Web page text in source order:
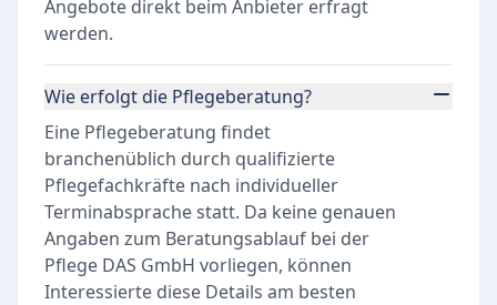
Angebote direkt beim Anbieter erfragt
werden.
Wie erfolgt die Pflegeberatung?
Eine Pflegeberatung findet
branchenüblich durch qualifizierte
Pflegefachkräfte nach individueller
Terminabsprache statt. Da keine genauen
Angaben zum Beratungsablauf bei der
Pflege DAS GmbH vorliegen, können
Interessierte diese Details am besten